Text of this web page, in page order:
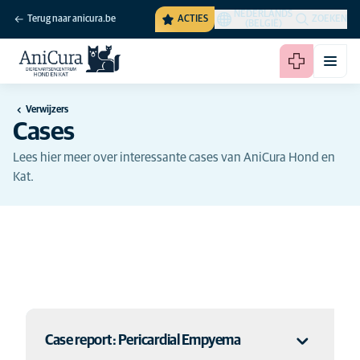
Terug naar anicura.be ACTIES
NEDERLANDS
(BELGIË)
ZOEKEN
Verwijzers
Cases
Lees hier meer over interessante cases van AniCura Hond en
Kat.
Case report: Pericardial Empyema